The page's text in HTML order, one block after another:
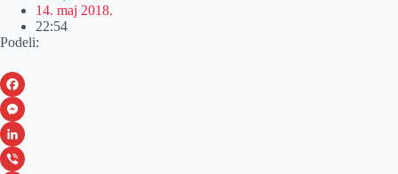
14. maj 2018.
22:54
Podeli:
F
a
c
M
eL